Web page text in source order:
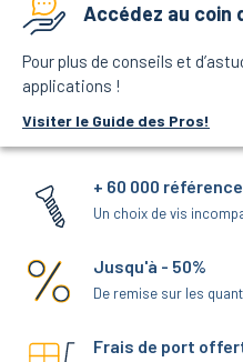
Accédez au coin
Pour plus de conseils et
applications !
Visiter le Guide des Pros!
+ 60 000
Un choix de vis
Jusqu'à - 50%
De remise sur les
Frais de port